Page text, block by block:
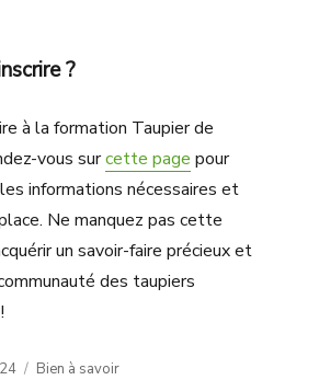
?
à la formation Taupier de
vous surcette page pour
informations nécessaires et
Ne manquez pas cette
un savoir-faire précieux et
des taupiers
Categories
Bien à savoir